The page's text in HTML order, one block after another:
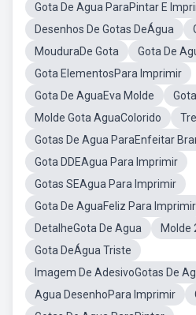
Gota De Agua ParaPintar E
Desenhos De Gotas DeÁgua
MouduraDe Gota
Gota De
Gota ElementosPara Imprimir
Gota De AguaEva Molde
Molde Gota AguaColorido
Gotas De Agua ParaEnfeitar
Gota DDEAgua Para Imprimir
Gotas SEAgua Para Imprimir
Gota De AguaFeliz Para Imprimir
DetalheGota De Agua
Molde
Gota DeÁgua Triste
Imagem De AdesivoGotas De
Agua DesenhoPara Imprimir